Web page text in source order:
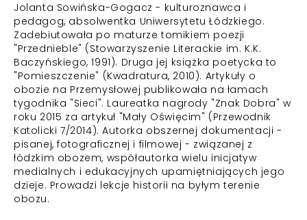
Jolanta Sowińska-Gogacz - kulturoznawca i
pedagog, absolwentka Uniwersytetu Łódzkiego.
Zadebiutowała po maturze tomikiem poezji
"Przednieble" (Stowarzyszenie Literackie im. K.K.
Baczyńskiego, 1991). Druga jej książka poetycka to
"Pomieszczenie" (Kwadratura, 2010). Artykuły o
obozie na Przemysłowej publikowała na łamach
tygodnika "Sieci". Laureatka nagrody "Znak Dobra" w
roku 2015 za artykuł "Mały Oświęcim" (Przewodnik
Katolicki 7/2014). Autorka obszernej dokumentacji -
pisanej, fotograficznej i filmowej - związanej z
łódzkim obozem, współautorka wielu inicjatyw
medialnych i edukacyjnych upamiętniających jego
dzieje. Prowadzi lekcje historii na byłym terenie
obozu.